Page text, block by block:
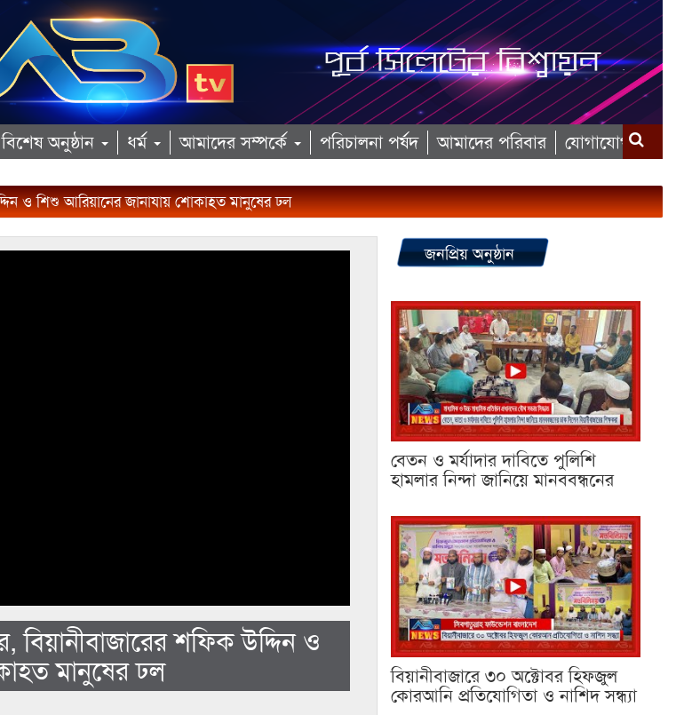
বিশেষ অনুষ্ঠান ধর্ম আমাদের সম্পর্কে পরিচালনা পর্ষদ আমাদের পরিবার যোগাযোগ
ও শিশু আরিয়ানের জানাযায় শোকাহত মানুষের ঢল
শফিক উদ্দিন ও
মানুষের ঢল
জনপ্রিয় অনুষ্ঠান
বেতন ও মর্যাদার দাবিতে পুলিশি
হামলার নিন্দা জানিয়ে মানববন্ধনের
বিয়ানীবাজারে ৩০ অক্টোবর হিফজুল
কোরআনি প্রতিযোগিতা ও নাশিদ সন্ধ্যা